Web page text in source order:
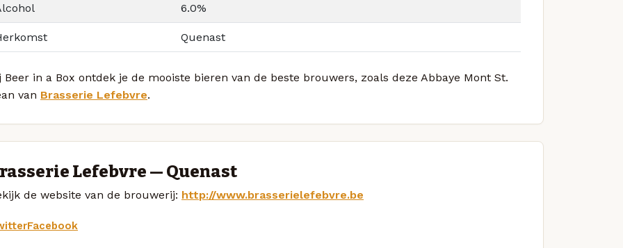
6.0%
Quenast
Beer in a Box ontdek je de mooiste bieren van de beste brouwers, zoals deze Abbaye Mont St.
van Brasserie Lefebvre.
Lefebvre — Quenast
de website van de brouwerij: http://www.brasserielefebvre.be
Facebook